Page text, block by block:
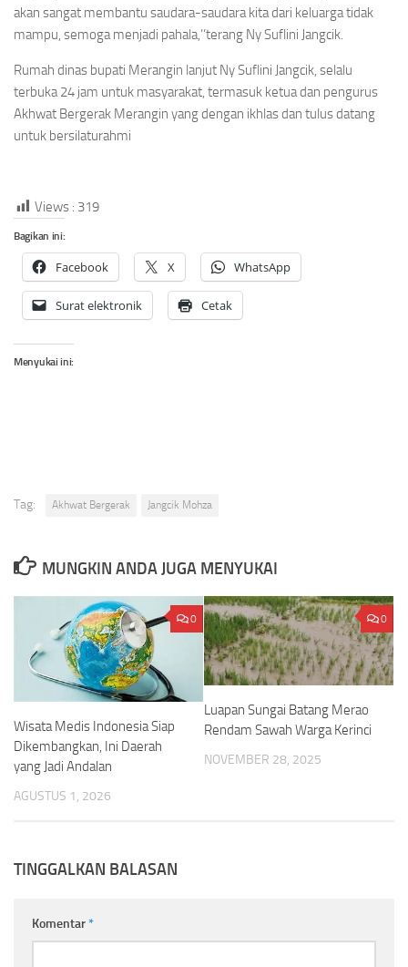
akan sangat membantu saudara-saudara kita dari keluarga tidak
mampu, semoga menjadi pahala,’’terang Ny Suflini Jangcik.
Rumah dinas bupati Merangin lanjut Ny Suflini Jangcik, selalu
terbuka 24 jam untuk masyarakat, termasuk ketua dan pengurus
Akhwat Bergerak Merangin yang dengan ikhlas dan tulus datang
untuk bersilaturahmi
Views : 319
Bagikan ini:
Facebook X WhatsApp
Surat elektronik Cetak
Menyukai ini:
Tag: Akhwat Bergerak Jangcik Mohza
MUNGKIN ANDA JUGA MENYUKAI
0
Wisata Medis Indonesia Siap
Dikembangkan, Ini Daerah
yang Jadi Andalan
AGUSTUS 1, 2026
0
Luapan Sungai Batang Merao
Rendam Sawah Warga Kerinci
NOVEMBER 28, 2025
TINGGALKAN BALASAN
Komentar*